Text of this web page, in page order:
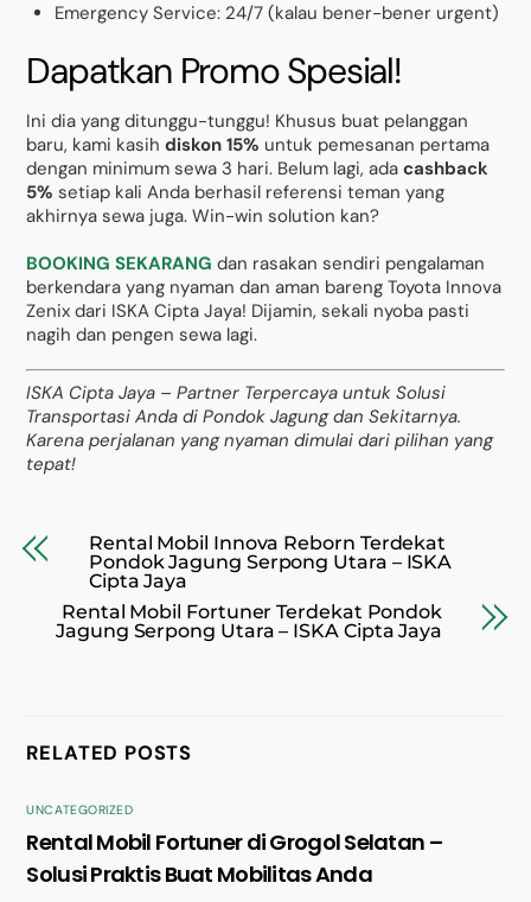
Emergency Service: 24/7 (kalau bener-bener urgent)
Dapatkan Promo Spesial!
Ini dia yang ditunggu-tunggu! Khusus buat pelanggan
baru, kami kasihdiskon 15% untuk pemesanan pertama
dengan minimum sewa 3 hari. Belum lagi, adacashback
5% setiap kali Anda berhasil referensi teman yang
akhirnya sewa juga. Win-win solution kan?
BOOKING SEKARANG dan rasakan sendiri pengalaman
berkendara yang nyaman dan aman bareng Toyota Innova
Zenix dari ISKA Cipta Jaya! Dijamin, sekali nyoba pasti
nagih dan pengen sewa lagi.
ISKA Cipta Jaya – Partner Terpercaya untuk Solusi
Transportasi Anda di Pondok Jagung dan Sekitarnya.
Karena perjalanan yang nyaman dimulai dari pilihan yang
tepat!
Rental Mobil Innova Reborn Terdekat
Pondok Jagung Serpong Utara – ISKA
Cipta Jaya
Rental Mobil Fortuner Terdekat Pondok
Jagung Serpong Utara – ISKA Cipta Jaya
RELATED POSTS
UNCATEGORIZED
Rental Mobil Fortuner di Grogol Selatan –
Solusi Praktis Buat Mobilitas Anda